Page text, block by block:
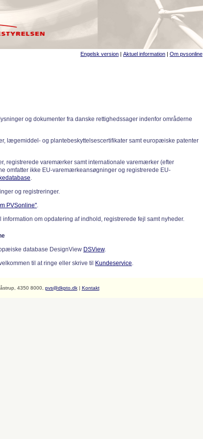
Engelsk version | Aktuel information | Om pvsonline
og dokumenter fra danske rettighedssager indenfor områderne
lægemiddel- og plantebeskyttelsescertifikater samt europæiske patenter
registrerede varemærker samt internationale varemærker (efter
omfatter ikke EU-varemærkeansøgninger og registrerede EU-
.
og registreringer.
PVSonline".
information om opdatering af indhold, registrerede fejl samt nyheder.
database DesignView DSView.
til at ringe eller skrive til
Kundeservice.
4350 8000, pvs@dkpto.dk| Kontakt